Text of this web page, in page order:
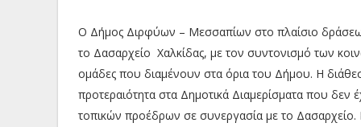
Ο Δήμος Διρφύων – Μεσσαπίων στο πλαίσιο
το Δασαρχείο Χαλκίδας, με τον συντονισμό των
ομάδες που διαμένουν στα όρια του Δήμου. Η
προτεραιότητα στα Δημοτικά Διαμερίσματα που δεν
τοπικών προέδρων σε συνεργασία με το